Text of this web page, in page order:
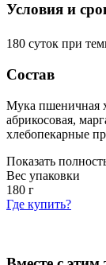
Условия и
180 суток при
Состав
Мука пшеничная
абрикосовая,
хлебопекарные
Показать
Вес упаковки
180 г
Где купить?